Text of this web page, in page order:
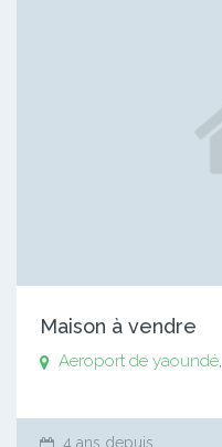
Maison à vendre
Aeroport de yaoundé,
4 ans depuis